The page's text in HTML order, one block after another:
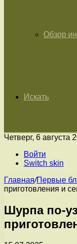
Обзор
Искать
Четверг, 6 августа
Войти
Switch skin
Главная/Первые
приготовления и
Шурпа по-